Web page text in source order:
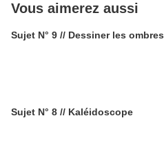
Vous aimerez aussi
Sujet N° 9 // Dessiner les ombres
Sujet N° 8 // Kaléidoscope